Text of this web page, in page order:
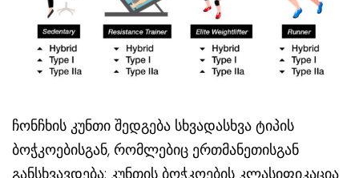
ჩონჩხის კუნთი შედგება სხვადასხვა ტიპის
ბოჭკოებისგან, რომლებიც ერთმანეთისგან
განსხვავდება: კუნთის ბოჭკოების კლასიფიკაცია